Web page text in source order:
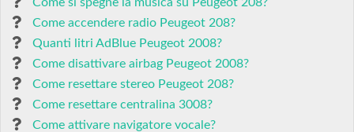
Come accendere radio Peugeot 208?
Quanti litri AdBlue Peugeot 2008?
Come disattivare airbag Peugeot 2008?
Come resettare stereo Peugeot 208?
Come resettare centralina 3008?
Come attivare navigatore vocale?